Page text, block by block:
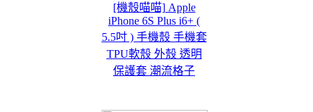
[機殼喵喵] Apple
iPhone 6S Plus i6+ (
5.5吋 ) 手機殼 手機套
TPU軟殼 外殼 透明
保護套 潮流格子